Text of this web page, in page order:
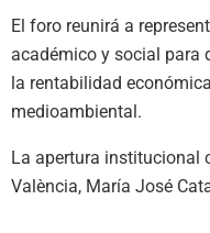
El foro reunirá a
académico y social para
la rentabilidad
medioambiental.
La apertura institucional
València, María José